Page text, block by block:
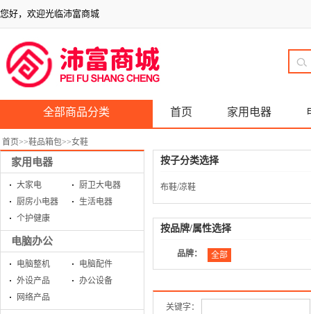
您好，欢迎光临沛富商城
全部商品分类 首页 家用电器
首页>>鞋品箱包>>女鞋
家用电器
大家电
厨卫大电器
厨房小电器
生活电器
个护健康
电脑办公
电脑整机
电脑配件
外设产品
办公设备
网络产品
按子分类选择
布鞋/凉鞋
按品牌/属性选择
品牌： 全部
关键字：